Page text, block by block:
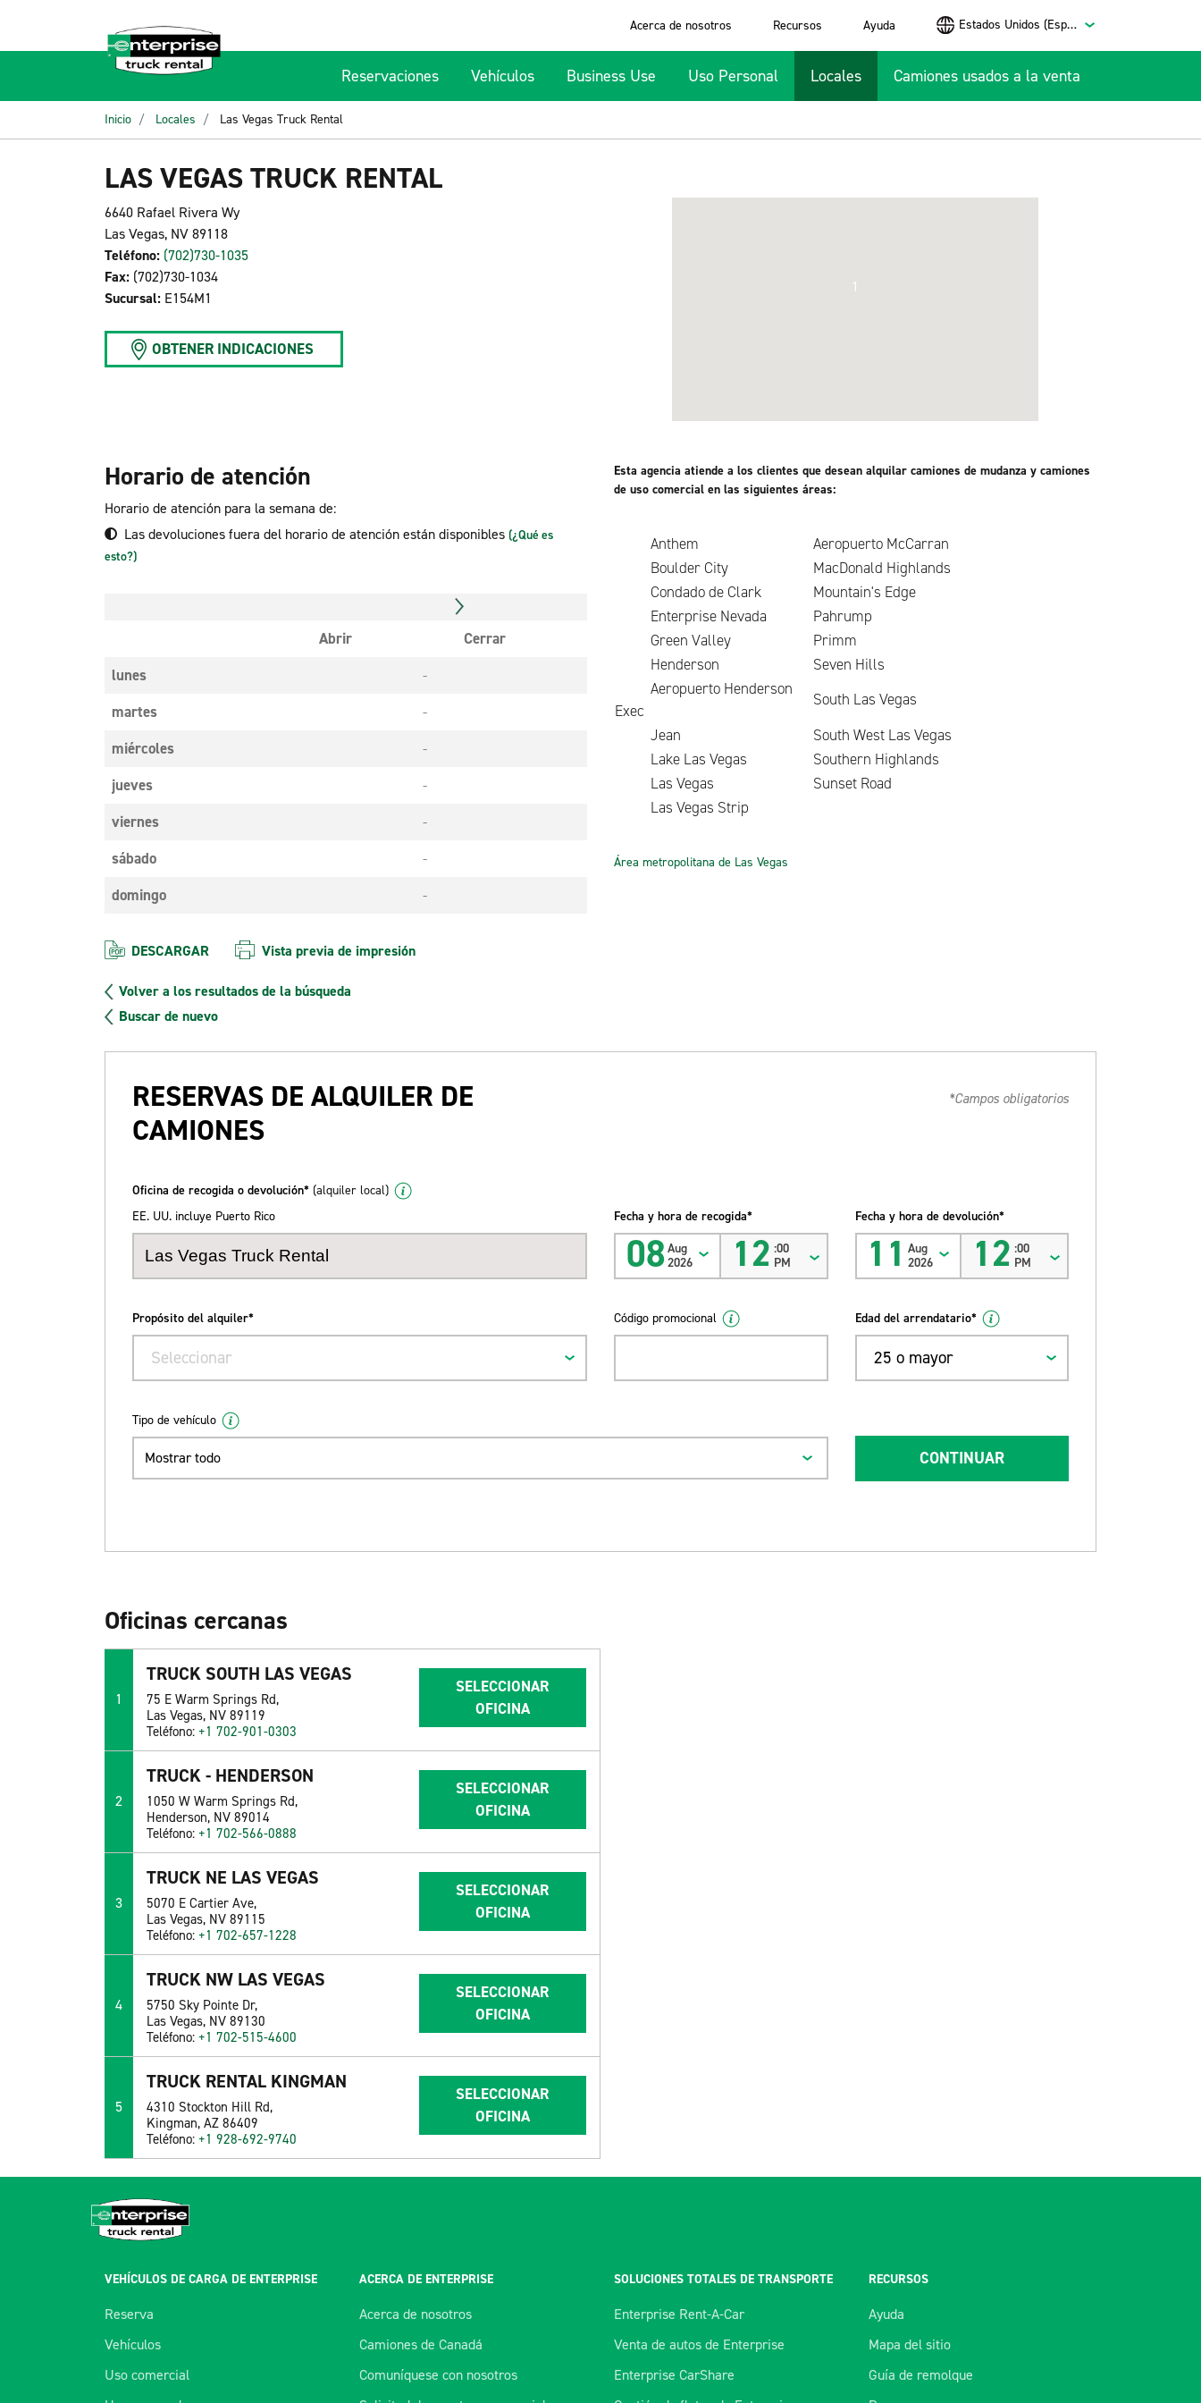
Acerca de nosotros Recursos Ayuda Estados Unidos (Español)
Reservaciones Vehículos Business Use Uso Personal Locales Camiones usados a la venta
Inicio Locales Las Vegas Truck Rental
LAS VEGAS TRUCK RENTAL
6640 Rafael Rivera Wy
Las Vegas, NV 89118
Teléfono: (702)730-1035
Fax: (702)730-1034
Sucursal: E154M1
OBTENER INDICACIONES
1
Horario de atención
Horario de atención para la semana de:
Las devoluciones fuera del horario de atención están disponibles (¿Qué es
esto?)
Abrir
Cerrar
lunes
-
martes
-
miércoles
-
jueves
-
viernes
-
sábado
-
domingo
-
Esta agencia atiende a los clientes que desean alquilar camiones de mudanza y camiones
de uso comercial en las siguientes áreas:
Anthem
Aeropuerto McCarran
Boulder City
MacDonald Highlands
Condado de Clark
Mountain's Edge
Enterprise Nevada
Pahrump
Green Valley
Primm
Henderson
Seven Hills
Aeropuerto Henderson
Exec
South Las Vegas
Jean
South West Las Vegas
Lake Las Vegas
Southern Highlands
Las Vegas
Sunset Road
Las Vegas Strip
Área metropolitana de Las Vegas
DESCARGAR Vista previa de impresión
Volver a los resultados de la búsqueda
Buscar de nuevo
RESERVAS DE ALQUILER DE
CAMIONES
*Campos obligatorios
Oficina de recogida o devolución* (alquiler local)
EE. UU. incluye Puerto Rico
Fecha y hora de recogida*
08Aug
2026
12 :00
PM
Fecha y hora de devolución*
11 Aug
2026
12 :00
PM
Propósito del alquiler*
Seleccionar
Código promocional Edad del arrendatario*
25 o mayor
Tipo de vehículo
Mostrar todo CONTINUAR
Oficinas cercanas
1
TRUCK SOUTH LAS VEGAS
75 E Warm Springs Rd,
Las Vegas, NV 89119
Teléfono:+1 702-901-0303
SELECCIONAR
OFICINA
2
TRUCK - HENDERSON
1050 W Warm Springs Rd,
Henderson, NV 89014
Teléfono:+1 702-566-0888
SELECCIONAR
OFICINA
3
TRUCK NE LAS VEGAS
5070 E Cartier Ave,
Las Vegas, NV 89115
Teléfono:+1 702-657-1228
SELECCIONAR
OFICINA
4
TRUCK NW LAS VEGAS
5750 Sky Pointe Dr,
Las Vegas, NV 89130
Teléfono:+1 702-515-4600
SELECCIONAR
OFICINA
5
TRUCK RENTAL KINGMAN
4310 Stockton Hill Rd,
Kingman, AZ 86409
Teléfono:+1 928-692-9740
SELECCIONAR
OFICINA
VEHÍCULOS DE CARGA DE ENTERPRISE
Reserva
Vehículos
Uso comercial
ACERCA DE ENTERPRISE
Acerca de nosotros
Camiones de Canadá
Comuníquese con nosotros
SOLUCIONES TOTALES DE TRANSPORTE
Enterprise Rent-A-Car
Venta de autos de Enterprise
Enterprise CarShare
RECURSOS
Ayuda
Mapa del sitio
Guía de remolque